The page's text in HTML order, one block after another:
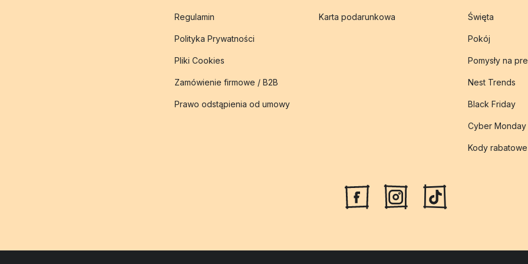
Regulamin
Polityka Prywatności
Pliki Cookies
Zamówienie firmowe / B2B
Prawo odstąpienia od umowy
Karta podarunkowa Święta
Pokój
Pomysły na
Nest Trends
Black Friday
Cyber Monday
Kody rabatowe